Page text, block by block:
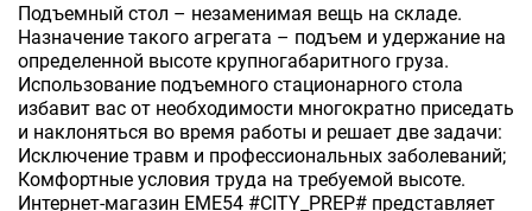
Подъемный стол – незаменимая вещь на складе.
Назначение такого агрегата – подъем и удержание на
определенной высоте крупногабаритного груза.
Использование подъемного стационарного стола
избавит вас от необходимости многократно приседать
и наклоняться во время работы и решает две задачи:
Исключение травм и профессиональных заболеваний;
Комфортные условия труда на требуемой высоте.
Интернет-магазин EME54 #CITY_PREP# представляет